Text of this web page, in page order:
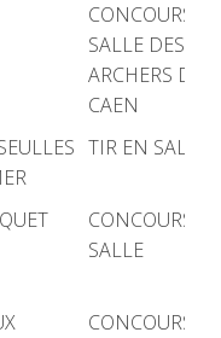
CONCOURS
SALLE DES
ARCHERS DE
CAEN
TIR EN SALLE
CONCOURS
SALLE
CONCOURS